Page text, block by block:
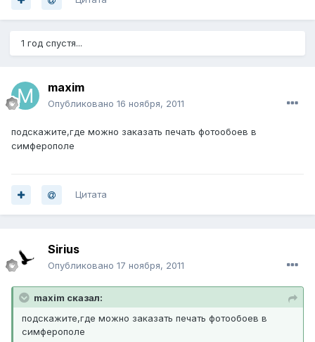
1 год спустя...
maxim
Опубликовано 16 ноября, 2011
подскажите,где можно заказать печать фотообоев в
симферополе
Цитата
Sirius
Опубликовано 17 ноября, 2011
maxim сказал:
подскажите,где можно заказать печать фотообоев в
симферополе